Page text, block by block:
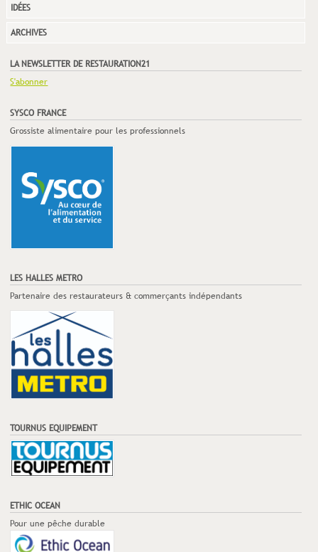
IDÉES
ARCHIVES
LA NEWSLETTER DE RESTAURATION21
S'abonner
SYSCO FRANCE
Grossiste alimentaire pour les professionnels
LES HALLES METRO
Partenaire des restaurateurs & commerçants indépendants
TOURNUS EQUIPEMENT
ETHIC OCEAN
Pour une pêche durable